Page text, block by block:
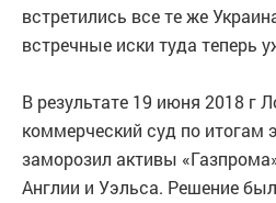
встретились все те же
встречные иски туда теперь
В результате 19 июня 2018 г
коммерческий суд по итогам
заморозил активы
Англии и Уэльса. Решение